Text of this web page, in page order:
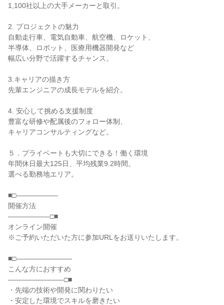
1,100社以上の大手メーカーと取引。
2. プロジェクトの魅力
自動走行車、電気自動車、航空機、ロケット、
半導体、ロボット、医療用機器開発など
幅広い分野で活躍するチャンス。
3.キャリアの描き方
先輩エンジニアの成長モデルを紹介。
4. 安心して挑める支援制度
豊富な研修や配属後のフォロー体制、
キャリアコンサルティングなど。
５．プライベートも大切にできる！働く環境
年間休日最大125日、平均残業9.2時間。
選べる勤務地エリア。
■□――――――
開催方法
――――――□■
オンライン開催
※ご予約いただいた方に参加URLをお送りいたします。
■□――――――――
こんな方におすすめ
――――――――□■
・先端の技術や開発に関わりたい
・安定した環境でスキルを磨きたい